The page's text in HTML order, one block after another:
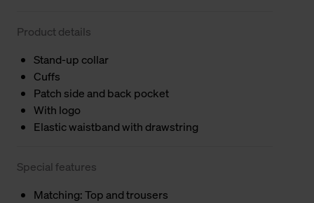
Product details
Stand-up collar
Cuffs
Patch side and back pocket
With logo
Elastic waistband with drawstring
Special features
Matching: Top and trousers